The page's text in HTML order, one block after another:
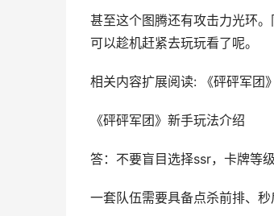
甚至这个图腾还有攻击力光环
可以趁机赶紧去玩玩看了呢。
相关内容扩展阅读: 《砰砰军团
《砰砰军团》新手玩法介绍
答：不要盲目选择ssr，卡牌等
一套队伍需要具备点杀前排、